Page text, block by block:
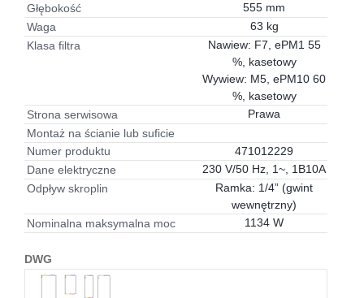
Głębokość
555 mm
Waga
63 kg
Klasa filtra
Nawiew: F7, ePM1 55
%, kasetowy
Wywiew: M5, ePM10 60
%, kasetowy
Strona serwisowa
Prawa
Montaż na ścianie lub suficie
Numer produktu
471012229
Dane elektryczne
230 V/50 Hz, 1~, 1B10A
Odpływ skroplin
Ramka: 1/4” (gwint
wewnętrzny)
Nominalna maksymalna moc
1134 W
DWG